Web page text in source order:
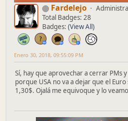
Fardelejo
Total Badges: 28
Badges: (View All)
Enero 30, 2018, 09:55:09 PM
Sí, hay que aprovechar a cerrar PMs
porque USA no va a dejar que el Euro
1,30$. Ojalá me equivoque y lo